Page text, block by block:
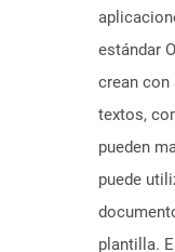
estándar
crean con
textos,
pueden
puede
plantilla.